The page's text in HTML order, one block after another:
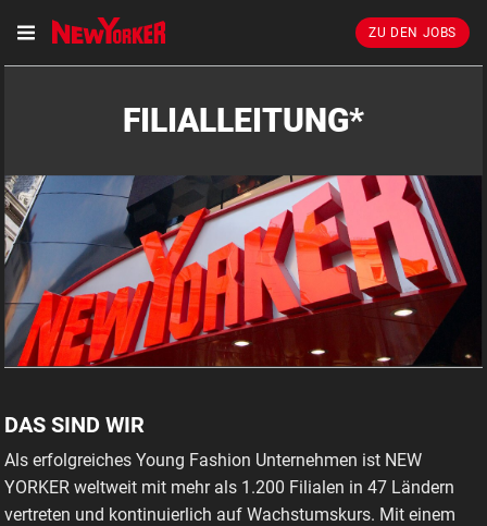
ZU DEN JOBS
FILIALLEITUNG*
DAS SIND WIR
Als erfolgreiches Young Fashion Unternehmen ist NEW
YORKER weltweit mit mehr als 1.200 Filialen in 47 Ländern
vertreten und kontinuierlich auf Wachstumskurs. Mit einem